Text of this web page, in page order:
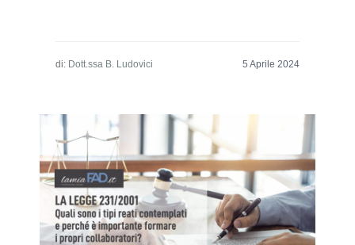
di: Dott.ssa B. Ludovici